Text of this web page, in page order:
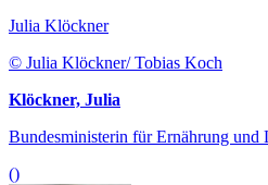
Julia Klöckner
© Julia Klöckner/ Tobias Koch
Klöckner, Julia
Bundesministerin für Ernährung und
()